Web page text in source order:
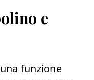
e
funzione